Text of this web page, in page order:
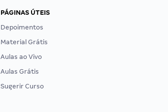
PÁGINAS ÚTEIS
Depoimentos
Material Grátis
Aulas ao Vivo
Aulas Grátis
Sugerir Curso